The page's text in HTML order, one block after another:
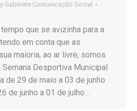
Gabinete Comunicação Social
que se avizinha para a
em conta que as
maioria, ao ar livre, somos
Desportiva Municipal
de 29 de maio a 03 de junho
de junho a 01 de julho…